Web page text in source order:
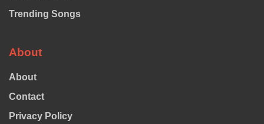
Trending Songs
About
About
Contact
Privacy Policy